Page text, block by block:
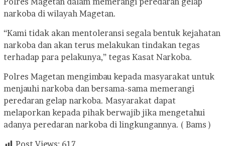
narkoba di wilayah Magetan.
“Kami tidak akan mentoleransi segala bentuk kejahatan
narkoba dan akan terus melakukan tindakan tegas
terhadap para pelakunya,” tegas Kasat Narkoba.
Polres Magetan mengimbau kepada masyarakat untuk
menjauhi narkoba dan bersama-sama memerangi
peredaran gelap narkoba. Masyarakat dapat
melaporkan kepada pihak berwajib jika mengetahui
adanya peredaran narkoba di lingkungannya. ( Bams )
Post Views: 617